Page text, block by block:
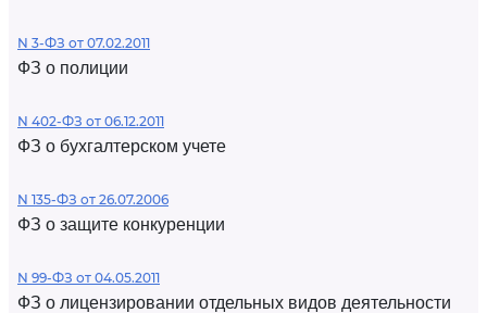
N 3-ФЗ от 07.02.2011
ФЗ о полиции
N 402-ФЗ от 06.12.2011
ФЗ о бухгалтерском учете
N 135-ФЗ от 26.07.2006
ФЗ о защите конкуренции
N 99-ФЗ от 04.05.2011
ФЗ о лицензировании отдельных видов деятельности